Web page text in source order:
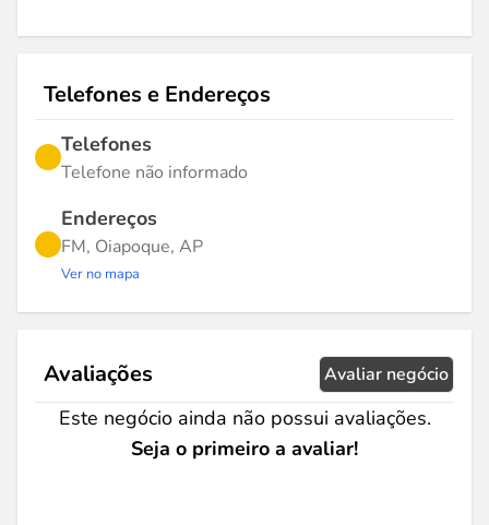
Telefones e Endereços
Telefones
Telefone não informado
Endereços
FM, Oiapoque, AP
Ver no mapa
Avaliações Avaliar negócio
Este negócio ainda não possui avaliações.
Seja o primeiro a avaliar!